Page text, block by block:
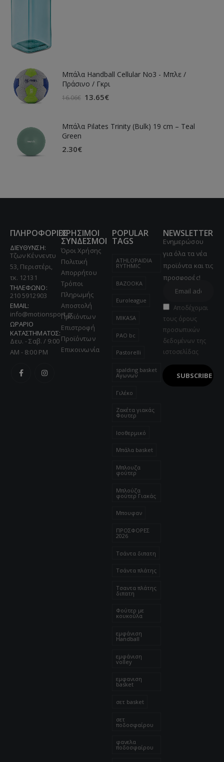
Μπάλα Handball Cellular Νο3 - Μπλε /
Πράσινο / Γκρι
16.06€ 13.65€
Μπάλα Pilates Trinity (Bulk) 19 cm – Teal
Green
2.30€
ΠΛΗΡΟΦΟΡΙΕΣ
ΔΙΕΥΘΥΝΣΗ:
Τζων Κέννεντυ
53, Περιστέρι,
τκ. 12131
ΤΗΛΕΦΩΝΟ:
210 5912903
EMAIL:
info@motionsport.gr
ΩΡΑΡΙΟ
ΚΑΤΑΣΤΗΜΑΤΟΣ:
Δευ. - Σαβ. / 9:00
AM - 8:00 PM
ΧΡΗΣΙΜΟΙ
ΣΥΝΔΕΣΜΟΙ
Όροι Χρήσης
Πολιτική
Απορρήτου
Τρόποι
Πληρωμής
Αποστολή
Προϊόντων
Επιστροφή
Προϊόντων
Επικοινωνία
POPULAR
TAGS
ATHLOPAIDIA
RYTHMIC
BAZOOKA
Euroleague
MIKASA
PAO bc
Pastorelli
spalding basket
Αγωνων
Γιλέκο
Ζακέτα γιακάς
Φουτερ
Ισοθερμικό
Μπάλα basket
Μπλουζα
φούτερ
Μπλούζα
φούτερ Γιακάς
Μπουφαν
ΠΡΟΣΦΟΡΕΣ
2026
Τσάντα διπατη
Τσάντα πλάτης
Τσαντα πλάτης
διπατη
Φούτερ με
κουκούλα
εμφάνιση
Handball
εμφάνιση
volley
εμφανιση
basket
σετ basket
σετ
ποδοσφαίρου
φανελα
ποδοσφαίρου
NEWSLETTER
Ενημερώσου
για όλα τα νέα
προϊόντα και τις
προσφορές!
Αποδέχομαι
τους όρους
προσωπικών
δεδομένων της
ιστοσελίδας